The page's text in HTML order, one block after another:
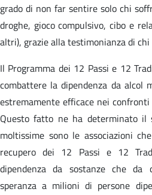
grado di non far sentire solo chi
droghe, gioco compulsivo, cibo e
altri), grazie alla testimonianza di
Il Programma dei 12 Passi e 12
combattere la dipendenza da alcol
estremamente efficace nei
Questo fatto ne ha determinato il
moltissime sono le associazioni
recupero dei 12 Passi e 12
dipendenza da sostanze che da
speranza a milioni di persone